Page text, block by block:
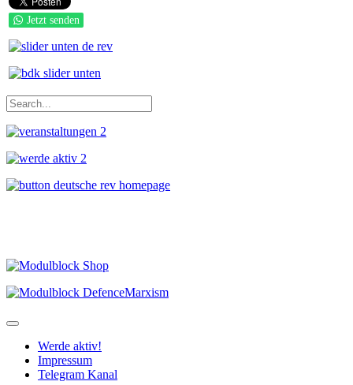
Jetzt senden
Werde aktiv!
Impressum
Telegram Kanal